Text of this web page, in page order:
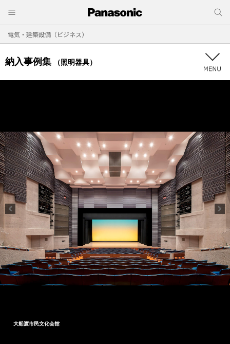
電気・建築設備（ビジネス）
納入事例集 （照明器具）
大船渡市民文化会館